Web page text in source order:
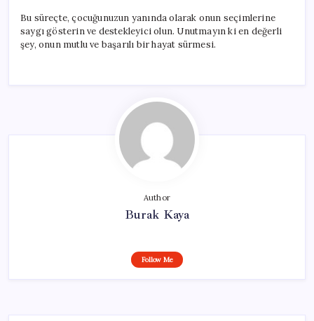
Bu süreçte, çocuğunuzun yanında olarak onun seçimlerine
saygı gösterin ve destekleyici olun. Unutmayın ki en değerli
şey, onun mutlu ve başarılı bir hayat sürmesi.
Author
Burak Kaya
Follow Me